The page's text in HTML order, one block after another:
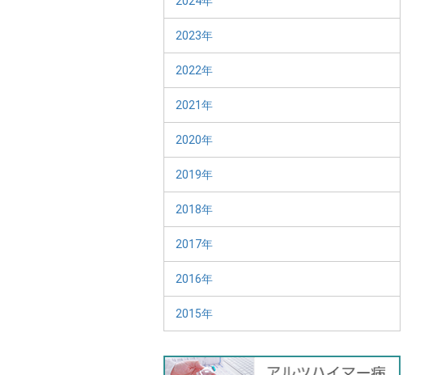
2023年
2022年
2021年
2020年
2019年
2018年
2017年
2016年
2015年
バ